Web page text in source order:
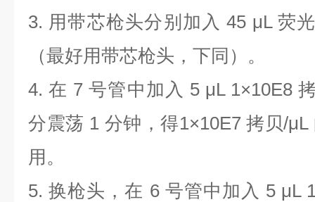
3. 用带芯枪头分别加入 45 μL 荧
（最好用带芯枪头，下同）。
4.在 7号管中加入 5 μL 1×10E8
分震荡 1 分钟，得1×10E7 拷贝/μL
用。
5.换枪头，在 6 号管中加入 5 μL